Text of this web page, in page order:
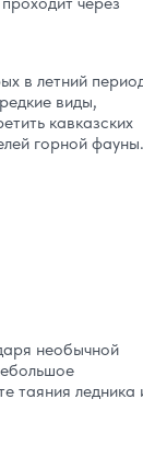
в летний
виды,
кавказских
горной фауны.
необычной
таяния ледника